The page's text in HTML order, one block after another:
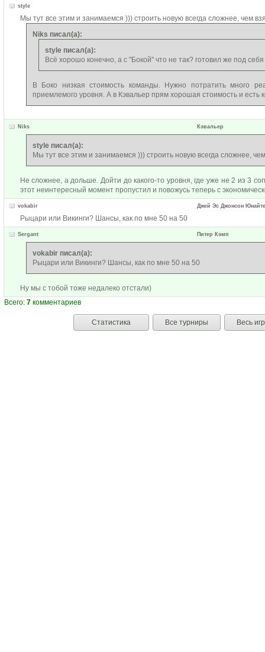
style
Мы тут все этим и занимаемся ))) строить новую всегда сложнее, чем
Niks писал(а):
style писал(а):
Всё хорошо конечно, а с "Бокой" что не так? готовил же под себя
В Боко низкая стоимость команды. Нужно потратить много
приемлемого уровня. А в Кэвальер прям хорошая стоимость и есть
Niks Кэвальер
style писал(а):
Мы тут все этим и занимаемся ))) строить новую всегда сложнее, чем
Не сложнее, а дольше. Дойти до какого-то уровня, где уже не 2 из 3
этот неинтересный момент пропустил и повожусь теперь с
vokabir Джей Эс Джонсон
Рыцари или Викинги? Шансы, как по мне 50 на 50
Sergant Питер Кэмп
vokabir писал(а):
Рыцари или Викинги? Шансы, как по мне 50 на 50
Ну мы с тобой тоже недалеко отстали)
Всего: 7 комментариев
Статистика Все турниры Весь